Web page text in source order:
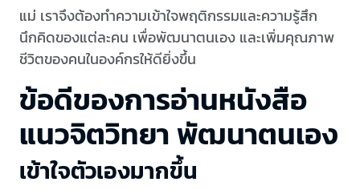
แม่ เราจึงต้องทำความเข้าใจพฤติกรรมและความรู้สึก
นึกคิดของแต่ละคน เพื่อพัฒนาตนเอง และเพิ่มคุณภาพ
ชีวิตของคนในองค์กรให้ดียิ่งขึ้น
ข้อดีของการอ่านหนังสือ
แนวจิตวิทยา พัฒนาตนเอง
เข้าใจตัวเองมากขึ้น